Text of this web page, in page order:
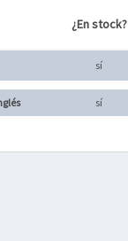
¿En stock?
sí
sí